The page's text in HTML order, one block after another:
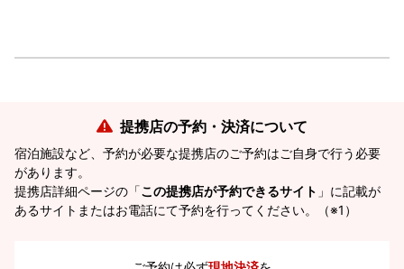
提携店の予約・決済について
宿泊施設など、予約が必要な提携店のご予約はご自身で行う必要
があります。
提携店詳細ページの「この提携店が予約できるサイト 」に記載が
あるサイトまたはお電話にて予約を行ってください。（※1）